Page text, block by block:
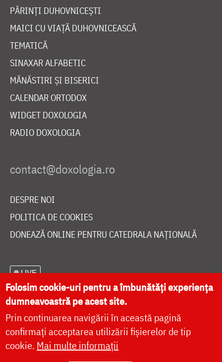
PĂRINȚI DUHOVNICEȘTI
MAICI CU VIAȚĂ DUHOVNICEASCĂ
TEMATICĂ
SINAXAR ALFABETIC
MĂNĂSTIRI ȘI BISERICI
CALENDAR ORTODOX
WIDGET DOXOLOGIA
RADIO DOXOLOGIA
DESPRE NOI
POLITICA DE COOKIES
DONEAZĂ ONLINE PENTRU CATEDRALA NAȚIONALĂ
LIVE
Site dezvoltat deDOXOLOGIA MEDIA
Arhiepiscopia Iașilor | ©doxologia.ro
Folosim cookie-uri pentru a îmbunătăți experiența
dumneavoastră pe acest site.
Prin continuarea navigării în această pagină
confirmați acceptarea utilizării fișierelor de tip
cookie. Mai multe informații